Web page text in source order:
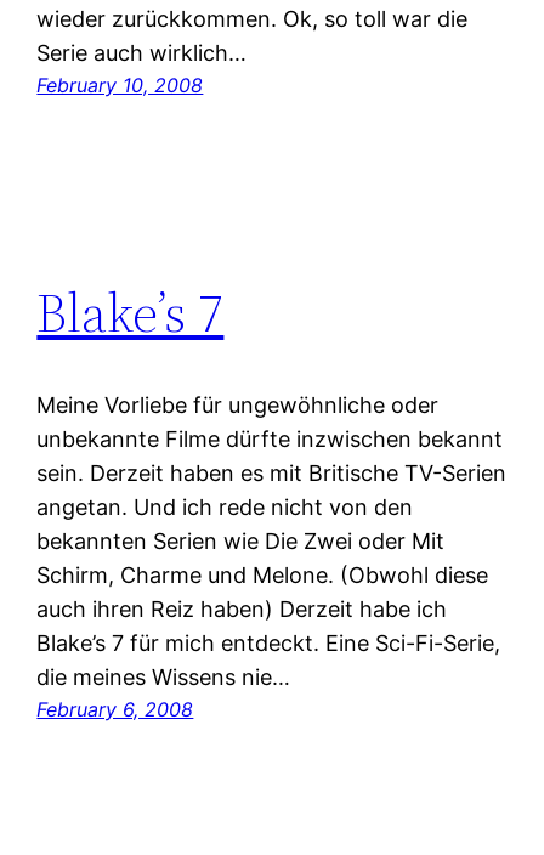
wieder zurückkommen. Ok, so toll war die
Serie auch wirklich…
February 10, 2008
Blake’s 7
Meine Vorliebe für ungewöhnliche oder
unbekannte Filme dürfte inzwischen bekannt
sein. Derzeit haben es mit Britische TV-Serien
angetan. Und ich rede nicht von den
bekannten Serien wie Die Zwei oder Mit
Schirm, Charme und Melone. (Obwohl diese
auch ihren Reiz haben) Derzeit habe ich
Blake’s 7 für mich entdeckt. Eine Sci-Fi-Serie,
die meines Wissens nie…
February 6, 2008